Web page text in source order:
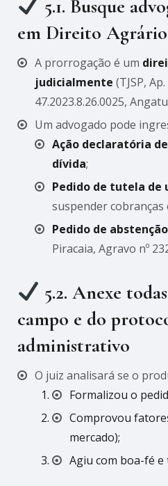
5.1. Busque
em Direito
A prorrogação é um
judicialmente (TJSP,
47.2023.8.26.0025,
Um advogado pode
Ação declaratória
dívida;
Pedido de tutela de
suspender cobranças
Pedido de
Piracaia, Agravo nº
5.2. Anexe
campo e do
administrativo
O juiz analisará se o
Formalizou o
Comprovou
mercado);
Agiu com boa-fé